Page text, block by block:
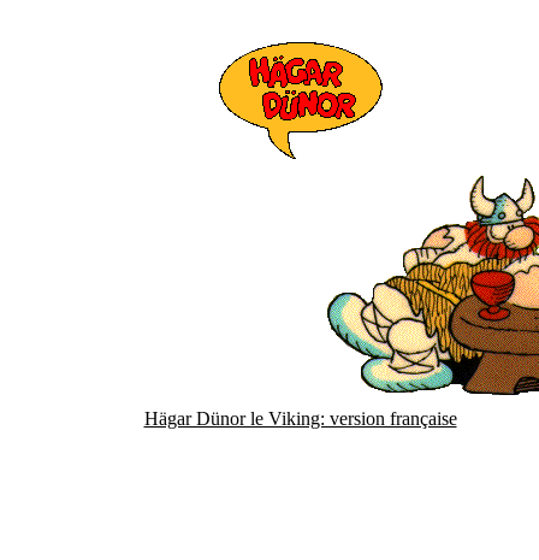
Hägar Dünor le Viking: version française